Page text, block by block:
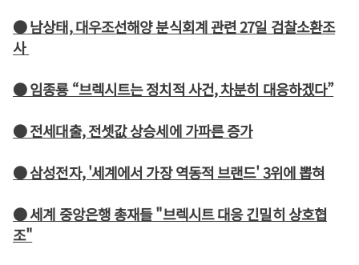
● 남상태, 대우조선해양 분식회계 관련 27일 검찰소환조
사
● 임종룡 “브렉시트는 정치적 사건, 차분히 대응하겠다”
● 전세대출, 전셋값 상승세에 가파른 증가
● 삼성전자, '세계에서 가장 역동적 브랜드' 3위에 뽑혀
● 세계 중앙은행 총재들 "브렉시트 대응 긴밀히 상호협
조"